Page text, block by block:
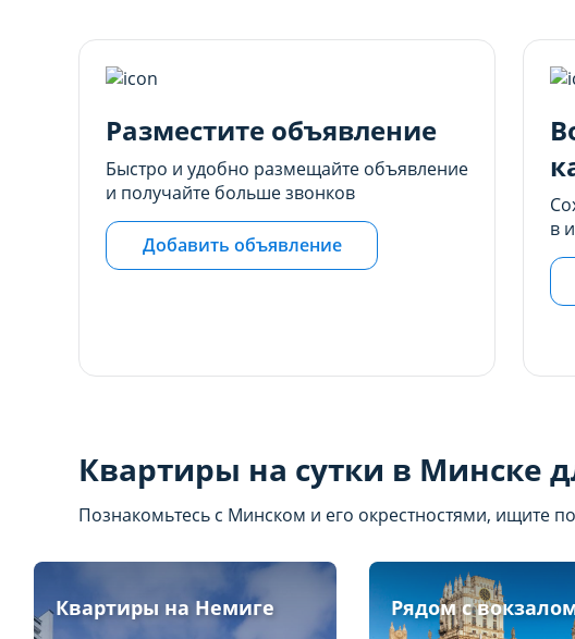
Разместите объявление
Быстро и удобно размещайте объявление
и получайте больше звонков
Добавить объявление
в
Квартиры на сутки в Минске
Познакомьтесь с Минском и его окрестностями, ищите
Квартиры на Немиге Рядом с